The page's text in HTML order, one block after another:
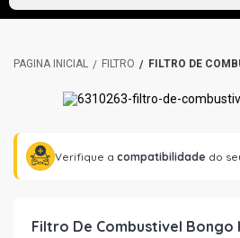
FILTRO FILTRO DE
Verifique a compatibilidade do
Filtro De Combustivel Bongo